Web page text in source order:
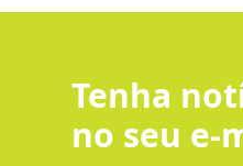
Tenha
no seu e-